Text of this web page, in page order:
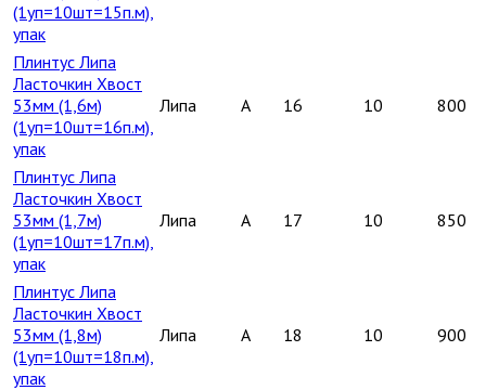
(1уп=10шт=15п.м),
упак
Плинтус Липа
Ласточкин Хвост
53мм (1,6м)
(1уп=10шт=16п.м),
упак
Липа A 16 10 800
Плинтус Липа
Ласточкин Хвост
53мм (1,7м)
(1уп=10шт=17п.м),
упак
Липа A 17 10 850
Плинтус Липа
Ласточкин Хвост
53мм (1,8м)
(1уп=10шт=18п.м),
упак
Липа A 18 10 900